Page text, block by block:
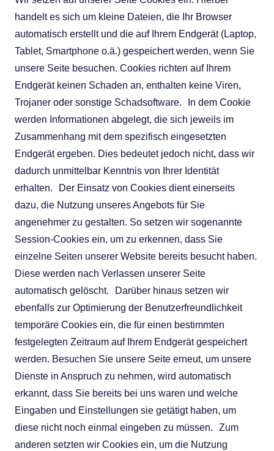
handelt es sich um kleine Dateien, die Ihr Browser
automatisch erstellt und die auf Ihrem Endgerät (Laptop,
Tablet, Smartphone o.ä.) gespeichert werden, wenn Sie
unsere Seite besuchen. Cookies richten auf Ihrem
Endgerät keinen Schaden an, enthalten keine Viren,
Trojaner oder sonstige Schadsoftware. In dem Cookie
werden Informationen abgelegt, die sich jeweils im
Zusammenhang mit dem spezifisch eingesetzten
Endgerät ergeben. Dies bedeutet jedoch nicht, dass wir
dadurch unmittelbar Kenntnis von Ihrer Identität
erhalten. Der Einsatz von Cookies dient einerseits
dazu, die Nutzung unseres Angebots für Sie
angenehmer zu gestalten. So setzen wir sogenannte
Session-Cookies ein, um zu erkennen, dass Sie
einzelne Seiten unserer Website bereits besucht haben.
Diese werden nach Verlassen unserer Seite
automatisch gelöscht. Darüber hinaus setzen wir
ebenfalls zur Optimierung der Benutzerfreundlichkeit
temporäre Cookies ein, die für einen bestimmten
festgelegten Zeitraum auf Ihrem Endgerät gespeichert
werden. Besuchen Sie unsere Seite erneut, um unsere
Dienste in Anspruch zu nehmen, wird automatisch
erkannt, dass Sie bereits bei uns waren und welche
Eingaben und Einstellungen sie getätigt haben, um
diese nicht noch einmal eingeben zu müssen. Zum
anderen setzten wir Cookies ein, um die Nutzung